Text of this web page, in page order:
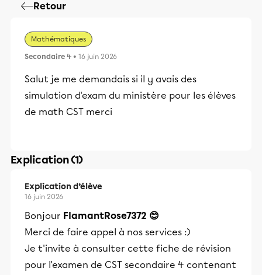
Retour
Mathématiques
Secondaire 4 • 16 juin 2026
Salut je me demandais si il y avais des
simulation d'exam du ministère pour les élèves
de math CST merci
Explication (1)
Explication d’élève
16 juin 2026
Bonjour FlamantRose7372 😊
Merci de faire appel à nos services :)
Je t'invite à consulter cette fiche de révision
pour l'examen de CST secondaire 4 contenant